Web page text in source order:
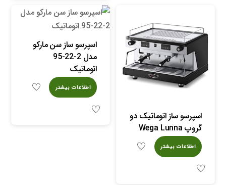
اسپرسو ساز اتوماتیک دو
گروپ Wega Lunna
اطلاعات بیشتر
اسپرسو ساز سن مارکو
مدل 2-22-95
اتوماتیک
اطلاعات بیشتر